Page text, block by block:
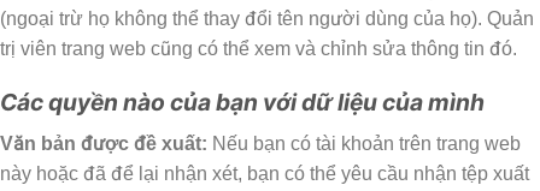
(ngoại trừ họ không thể thay đổi tên người dùng của họ). Quản
trị viên trang web cũng có thể xem và chỉnh sửa thông tin đó.
Các quyền nào của bạn với dữ liệu của mình
Văn bản được đề xuất: Nếu bạn có tài khoản trên trang web
này hoặc đã để lại nhận xét, bạn có thể yêu cầu nhận tệp xuất